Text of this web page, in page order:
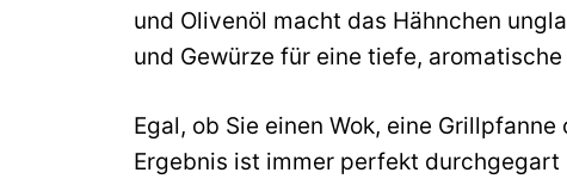
und Olivenöl macht das Hähnchen
und Gewürze für eine tiefe,
Egal, ob Sie einen Wok, eine
Ergebnis ist immer perfekt durchgegart